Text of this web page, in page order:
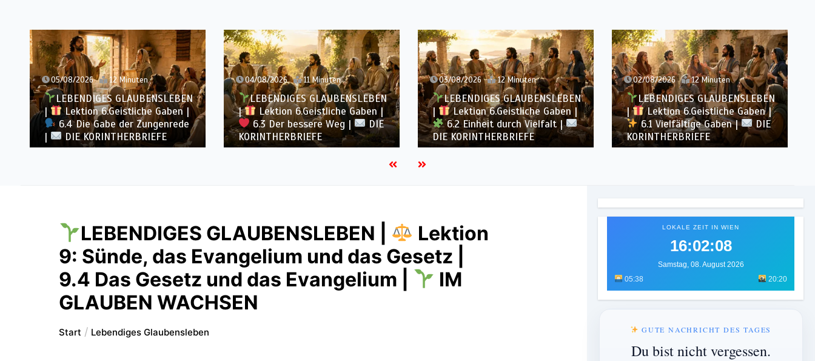
05/08/2026 12 Minuten
LEBENDIGES GLAUBENSLEBEN
|
Lektion 6.Geistliche Gaben |
6.4 Die Gabe der Zungenrede
|
DIE KORINTHERBRIEFE
04/08/2026 11 Minuten
LEBENDIGES GLAUBENSLEBEN
|
Lektion 6.Geistliche Gaben |
6.3 Der bessere Weg |
DIE
KORINTHERBRIEFE
03/08/2026 12 Minuten
LEBENDIGES GLAUBENSLEBEN
|
Lektion 6.Geistliche Gaben |
6.2 Einheit durch Vielfalt |
DIE KORINTHERBRIEFE
02/08/2026 12 Minuten
LEBENDIGES GLAUBENSLEBEN
|
Lektion 6.Geistliche Gaben |
6.1 Vielfältige Gaben |
DIE
KORINTHERBRIEFE
LEBENDIGES GLAUBENSLEBEN |
Lektion
9: Sünde, das Evangelium und das Gesetz |
9.4 Das Gesetz und das Evangelium |
IM
GLAUBEN WACHSEN
Start Lebendiges Glaubensleben
LOKALE ZEIT IN WIEN
16:02:10
Samstag, 08. August 2026
05:38
20:20
GUTE NACHRICHT DES TAGES
Du bist nicht vergessen.